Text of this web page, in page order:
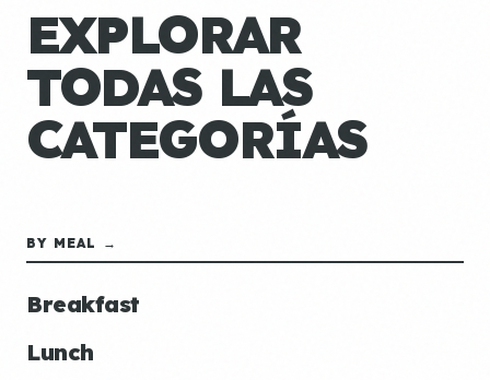
EXPLORAR
TODAS LAS
CATEGORÍAS
BY MEAL →
Breakfast
Lunch